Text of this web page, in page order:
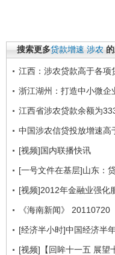
搜索更多贷款增速 涉农
江西：涉农贷款高于各
浙江湖州：打造中小微企
江西省涉农贷款余额为
中国涉农信贷投放增速高
[视频]国内联播快讯
[一号文件在基层]山东：
[视频]2012年金融业强化
《海南新闻》 20110720
[经济半小时]中国经济半
[视频]【回眸十一五 展望